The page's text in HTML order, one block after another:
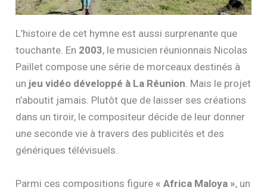
L’histoire de cet hymne est aussi surprenante que
touchante. En 2003, le musicien réunionnais Nicolas
Paillet compose une série de morceaux destinés à
un jeu vidéo développé à La Réunion. Mais le projet
n’aboutit jamais. Plutôt que de laisser ses créations
dans un tiroir, le compositeur décide de leur donner
une seconde vie à travers des publicités et des
génériques télévisuels.
Parmi ces compositions figure« Africa Maloya », un